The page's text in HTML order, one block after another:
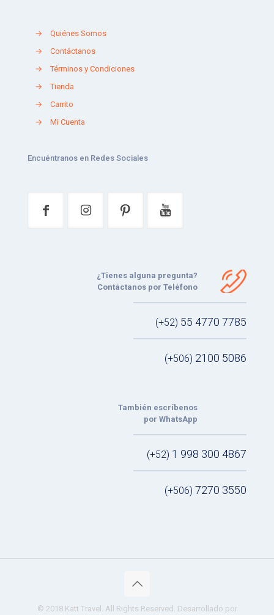
→
Quiénes Somos
→
Contáctanos
→
Términos y Condiciones
→
Tienda
→
Carrito
→
Mi Cuenta
Encuéntranos en Redes Sociales
¿Tienes alguna pregunta?
Contáctanos por Teléfono
(+52) 55 4770 7785
(+506) 2100 5086
También escríbenos
por WhatsApp
(+52) 1 998 300 4867
(+506) 7270 3550
© 2018 Katt Travel. All Rights Reserved. Desarrollado por